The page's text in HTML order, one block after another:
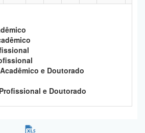
e Doutorado
e Doutorado